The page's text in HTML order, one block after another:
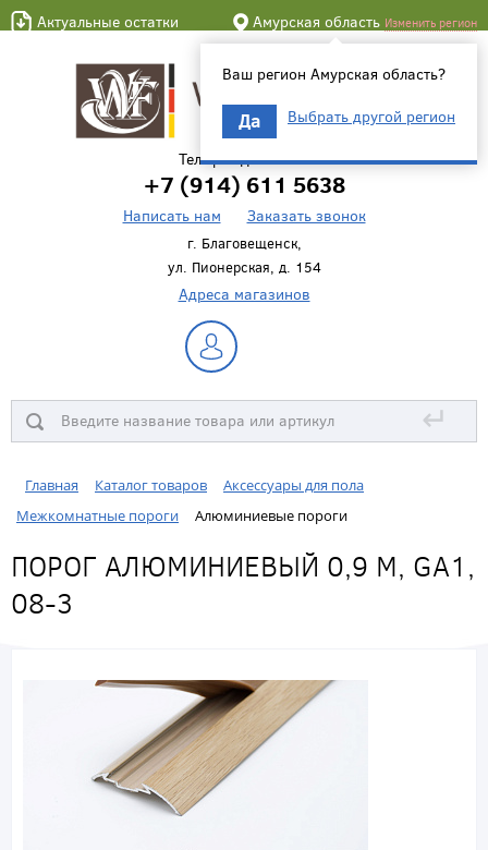
Актуальные остатки Амурская область Изменить регион
Ваш регион Амурская область?
Да Выбрать другой регион
Телефон для связи
+7 (914) 611 5638
Написать нам Заказать звонок
г. Благовещенск,
ул. Пионерская, д. 154
Адреса магазинов
↵
Главная Каталог товаров
Аксессуары для пола
Межкомнатные пороги
Алюминиевые пороги
ПОРОГ АЛЮМИНИЕВЫЙ 0,9 М, GA1,
08-3